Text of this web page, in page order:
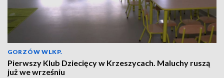
GORZÓW WLKP.
Pierwszy Klub Dziecięcy w Krzeszycach. Maluchy ruszą
już we wrześniu